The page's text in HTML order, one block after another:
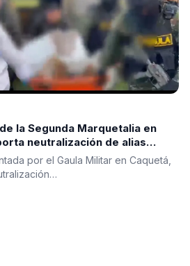
la Segunda Marquetalia en
neutralización de alias
por el Gaula Militar en Caquetá,